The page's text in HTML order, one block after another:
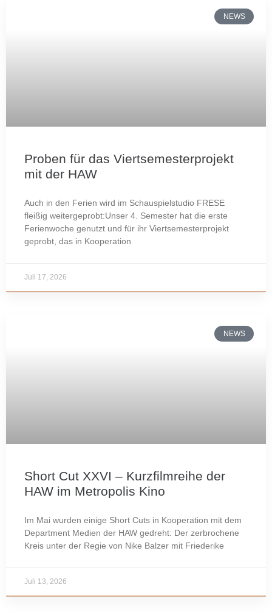
NEWS
Proben für das Viertsemesterprojekt
mit der HAW
Auch in den Ferien wird im Schauspielstudio FRESE
fleißig weitergeprobt:Unser 4. Semester hat die erste
Ferienwoche genutzt und für ihr Viertsemesterprojekt
geprobt, das in Kooperation
Juli 17, 2026
NEWS
Short Cut XXVI – Kurzfilmreihe der
HAW im Metropolis Kino
Im Mai wurden einige Short Cuts in Kooperation mit dem
Department Medien der HAW gedreht: Der zerbrochene
Kreis unter der Regie von Nike Balzer mit Friederike
Juli 13, 2026